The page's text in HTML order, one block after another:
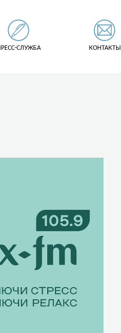
СЛУЖБА КОНТАКТЫ